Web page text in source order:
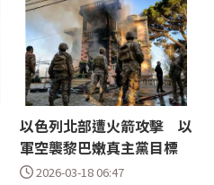
以色列北部遭火箭攻擊 以
軍空襲黎巴嫩真主黨目標
2026-03-18 06:47